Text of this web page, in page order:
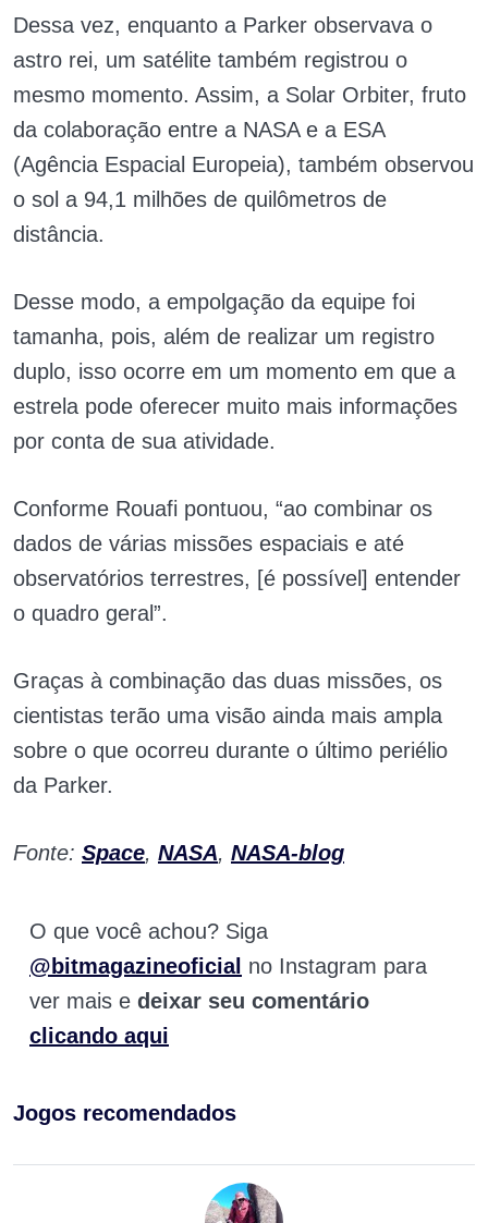
Dessa vez, enquanto a Parker observava o
astro rei, um satélite também registrou o
mesmo momento. Assim, a Solar Orbiter, fruto
da colaboração entre a NASA e a ESA
(Agência Espacial Europeia), também observou
o sol a 94,1 milhões de quilômetros de
distância.
Desse modo, a empolgação da equipe foi
tamanha, pois, além de realizar um registro
duplo, isso ocorre em um momento em que a
estrela pode oferecer muito mais informações
por conta de sua atividade.
Conforme Rouafi pontuou, “ao combinar os
dados de várias missões espaciais e até
observatórios terrestres, [é possível] entender
o quadro geral”.
Graças à combinação das duas missões, os
cientistas terão uma visão ainda mais ampla
sobre o que ocorreu durante o último periélio
da Parker.
Fonte: Space, NASA, NASA-blog
O que você achou? Siga
@bitmagazineoficial no Instagram para
ver mais e deixar seu comentário
clicando aqui
Jogos recomendados